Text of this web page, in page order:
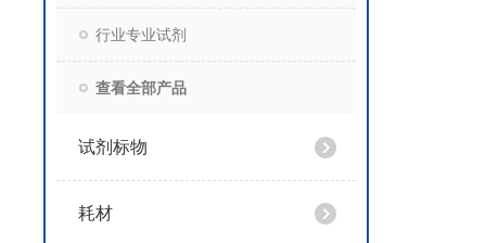
行业专业试剂
查看全部产品
试剂标物
耗材